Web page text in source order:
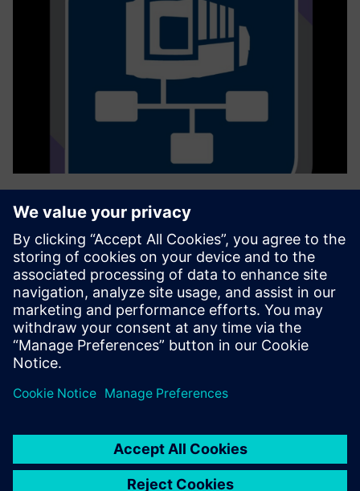
GROB4Interface
Mit der Konnektivitätslösung GROB4Interface wird der
gesamte Maschinenpark digitalisiert. Meist ohne
zusätzliche Hardware und dabei Hersteller- und
Altersunabhängig. Sie erhalten Zugriff auf alles PLC/NC und
HMI Parameter einer Ma...
Izvedite več